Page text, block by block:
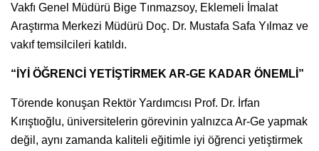
Vakfı Genel Müdürü Bige Tınmazsoy, Eklemeli İmalat
Araştırma Merkezi Müdürü Doç. Dr. Mustafa Safa Yılmaz ve
vakıf temsilcileri katıldı.
“İYİ ÖĞRENCİ YETİŞTİRMEK AR-GE KADAR ÖNEMLİ”
Törende konuşan Rektör Yardımcısı Prof. Dr. İrfan
Kırıştıoğlu, üniversitelerin görevinin yalnızca Ar-Ge yapmak
değil, aynı zamanda kaliteli eğitimle iyi öğrenci yetiştirmek